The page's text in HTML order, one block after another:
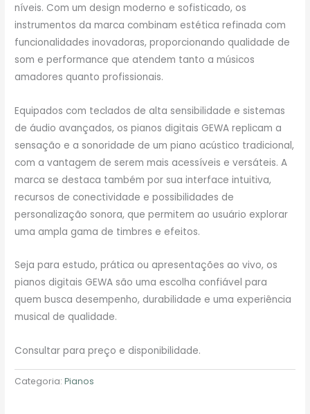
níveis. Com um design moderno e sofisticado, os
instrumentos da marca combinam estética refinada com
funcionalidades inovadoras, proporcionando qualidade de
som e performance que atendem tanto a músicos
amadores quanto profissionais.
Equipados com teclados de alta sensibilidade e sistemas
de áudio avançados, os pianos digitais GEWA replicam a
sensação e a sonoridade de um piano acústico tradicional,
com a vantagem de serem mais acessíveis e versáteis. A
marca se destaca também por sua interface intuitiva,
recursos de conectividade e possibilidades de
personalização sonora, que permitem ao usuário explorar
uma ampla gama de timbres e efeitos.
Seja para estudo, prática ou apresentações ao vivo, os
pianos digitais GEWA são uma escolha confiável para
quem busca desempenho, durabilidade e uma experiência
musical de qualidade.
Consultar para preço e disponibilidade.
Categoria:Pianos